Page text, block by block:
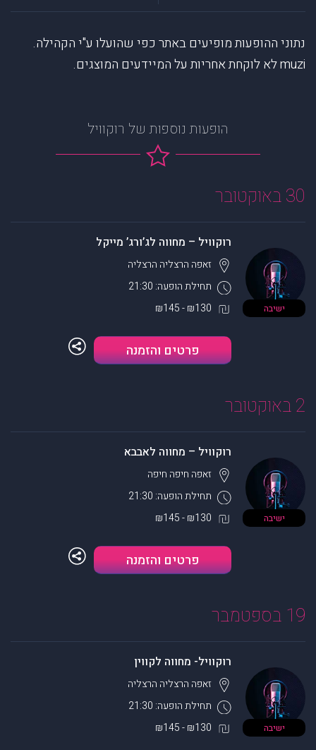
נתוני ההופעות מופיעים באתר כפי שהועלו ע"י הקהילה.
muzi לא לוקחת אחריות על המיידעים המוצגים.
הופעות נוספות של רוקוויל
30 באוקטובר
ישיבה
רוקוויל – מחווה לג’ורג’ מייקל
תחילת הופעה: 21:30
זאפה הרצליה הרצליה
₪130 - ₪145
פרטים והזמנה
2 באוקטובר
ישיבה
רוקוויל – מחווה לאבבא
תחילת הופעה: 21:30
זאפה חיפה חיפה
₪130 - ₪145
פרטים והזמנה
19 בספטמבר
ישיבה
רוקוויל- מחווה לקווין
תחילת הופעה: 21:30
זאפה הרצליה הרצליה
₪130 - ₪145